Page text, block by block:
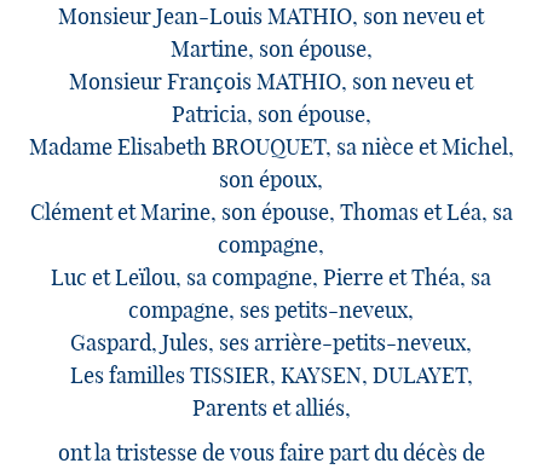
Monsieur Jean-Louis MATHIO, son neveu et
Martine, son épouse,
Monsieur François MATHIO, son neveu et
Patricia, son épouse,
Madame Elisabeth BROUQUET, sa nièce et Michel,
son époux,
Clément et Marine, son épouse, Thomas et Léa, sa
compagne,
Luc et Leïlou, sa compagne, Pierre et Théa, sa
compagne, ses petits-neveux,
Gaspard, Jules, ses arrière-petits-neveux,
Les familles TISSIER, KAYSEN, DULAYET,
Parents et alliés,
ont la tristesse de vous faire part du décès de